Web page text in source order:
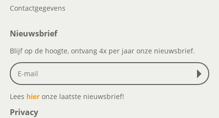
Contactgegevens
Nieuwsbrief
Blijf op de hoogte, ontvang 4x per jaar onze nieuwsbrief.
Lees hier onze laatste nieuwsbrief!
Privacy